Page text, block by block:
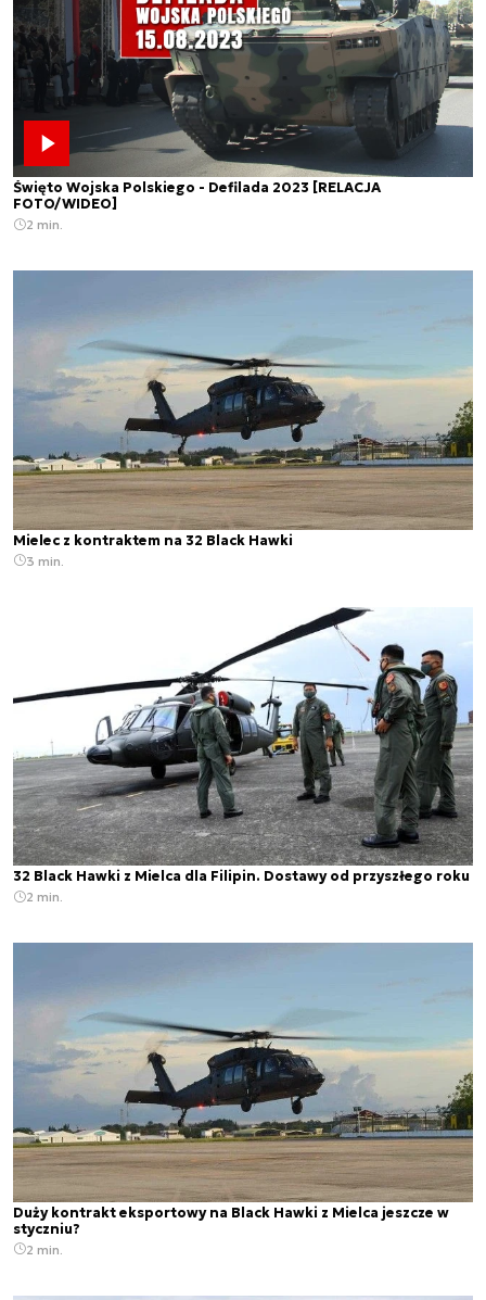
Święto Wojska Polskiego - Defilada 2023 [RELACJA
FOTO/WIDEO]
2 min.
Mielec z kontraktem na 32 Black Hawki
3 min.
32 Black Hawki z Mielca dla Filipin. Dostawy od przyszłego roku
2 min.
Duży kontrakt eksportowy na Black Hawki z Mielca jeszcze w
styczniu?
2 min.